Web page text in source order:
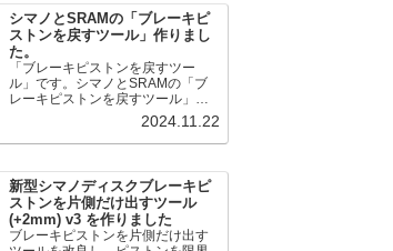
Sokutei) アルミ直尺 アル助 1m ホ
ワイト 65445posted at 2025.12.12
シンワ測定(Shinwa Sokutei)
￥1,375Amazon.c...
シマノとSRAMの「ブレーキピ
ストンを戻すツール」作りまし
た。
「ブレーキピストンを戻すツー
ル」です。シマノとSRAMの「ブ
レーキピストンを戻すツール」作
りました。出したからには、戻す
必要が。。。でも、タイヤレバー
や六角レンチはつかってはダメだ
戻すツール」
pic.twitter.com/jiwVmCb32N— IT技
術者ロードバイク (@FJT_TKS)
November 22, 2024何ができるの
かというと、出ているピス...
2024.11.22
新型シマノディスクブレーキピ
ストンを片側だけ出すツール
(+2mm) v3 を作りました
ブレーキピストンを片側だけ出す